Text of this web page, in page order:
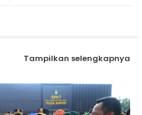
Tampilkan selengkapnya